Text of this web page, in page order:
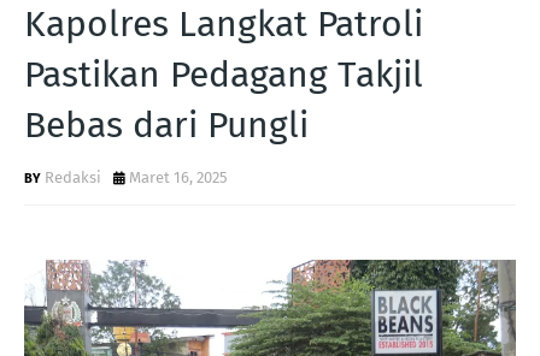
Kapolres Langkat Patroli
Pastikan Pedagang Takjil
Bebas dari Pungli
Redaksi Maret 16, 2025